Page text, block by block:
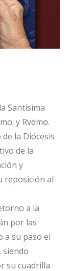
Santísima
y Rvdmo.
la Diócesis
de la
y
reposición al
a la
por las
a su paso el
siendo
su cuadrilla